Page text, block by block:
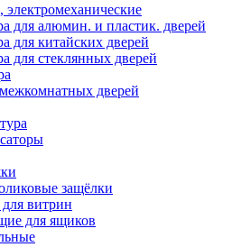
для алюмин. и пластик. дверей
для китайских дверей
для стеклянных дверей
дверей
защёлки
витрин
для ящиков